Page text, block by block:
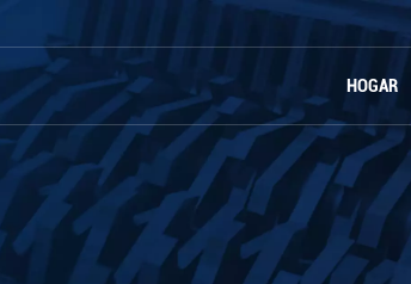
HOGAR